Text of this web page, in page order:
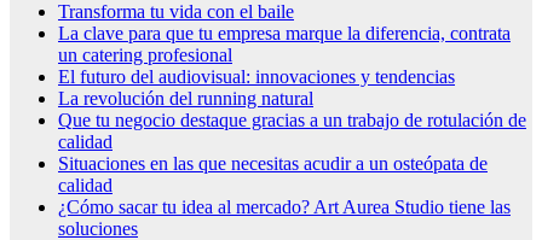
Transforma tu vida con el baile
La clave para que tu empresa marque la diferencia, contrata
un catering profesional
El futuro del audiovisual: innovaciones y tendencias
La revolución del running natural
Que tu negocio destaque gracias a un trabajo de rotulación de
calidad
Situaciones en las que necesitas acudir a un osteópata de
calidad
¿Cómo sacar tu idea al mercado? Art Aurea Studio tiene las
soluciones